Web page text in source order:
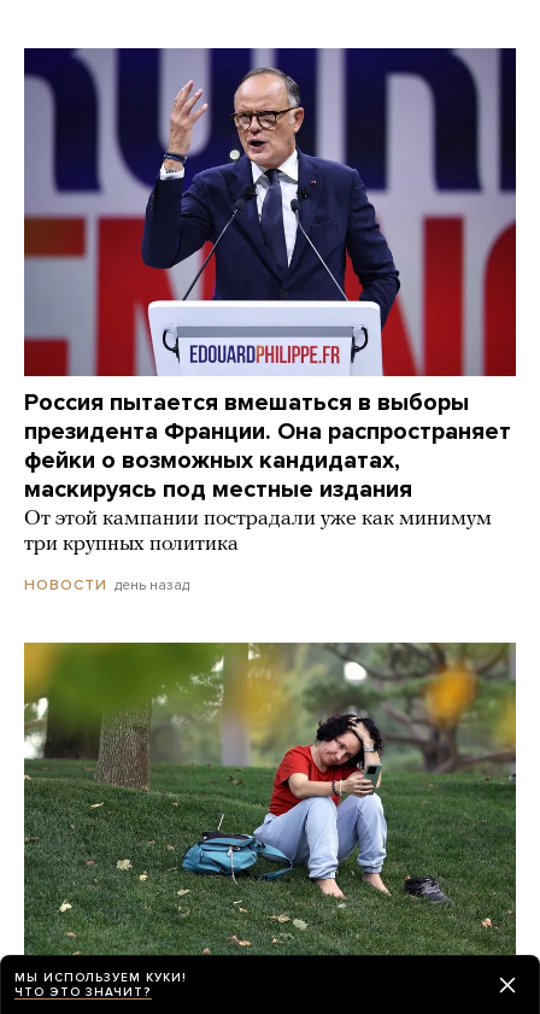
Россия пытается вмешаться в выборы
президента Франции. Она распространяет
фейки о возможных кандидатах,
маскируясь под местные издания
От этой кампании пострадали уже как минимум
три крупных политика
НОВОСТИ день назад
Мобильный интернет в России все чаще
МЫ ИСПОЛЬЗУЕМ КУКИ!
ЧТО ЭТО ЗНАЧИТ?